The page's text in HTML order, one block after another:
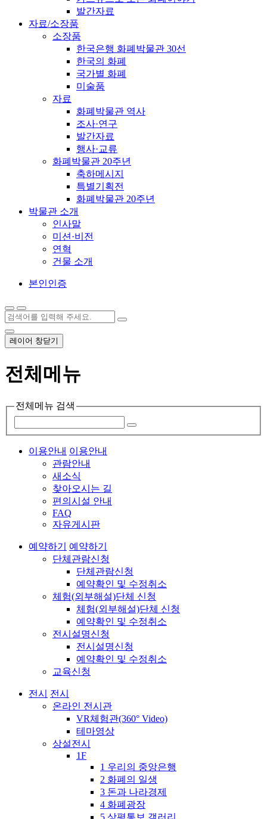
발간자료
자료/소장품
소장품
한국은행 화폐박물관 30선
한국의 화폐
국가별 화폐
미술품
자료
화폐박물관 역사
조사·연구
발간자료
행사·교류
화폐박물관 20주년
축하메시지
특별기획전
화폐박물관 20주년
박물관 소개
인사말
미션·비전
연혁
건물 소개
본인인증
레이어 창닫기
전체메뉴
전체메뉴 검색
이용안내 이용안내
관람안내
새소식
찾아오시는 길
편의시설 안내
FAQ
자유게시판
예약하기
예약하기
단체관람신청
단체관람신청
예약확인 및 수정취소
체험(외부해설)단체 신청
체험(외부해설)단체 신청
예약확인 및 수정취소
전시설명신청
전시설명신청
예약확인 및 수정취소
교육신청
전시
전시
온라인 전시관
VR체험관(360° Video)
테마영상
상설전시
1F
1 우리의 중앙은행
2 화폐의 일생
3 돈과 나라경제
4 화폐광장
5 상평통보 갤러리